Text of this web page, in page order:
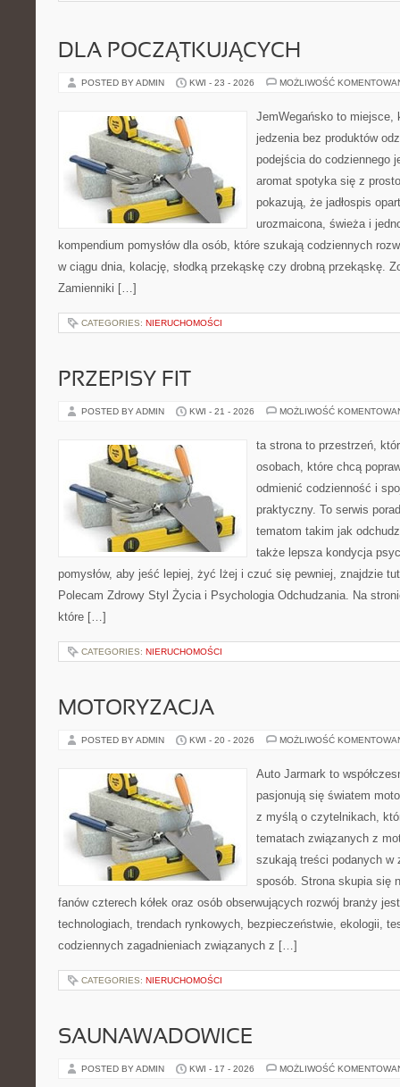
DLA POCZĄTKUJĄCYCH
POSTED BY ADMIN KWI - 23 - 2026 MOŻLIWOŚĆ
JemWegańsko to miejsce,
jedzenia bez produktów
podejścia do codziennego
aromat spotyka się z
pokazują, że jadłospis
urozmaicona, świeża i
kompendium pomysłów dla osób, które szukają codziennych
w ciągu dnia, kolację, słodką przekąskę czy drobną przekąskę.
Zamienniki […]
CATEGORIES: NIERUCHOMOŚCI
PRZEPISY FIT
POSTED BY ADMIN KWI - 21 - 2026 MOŻLIWOŚĆ
ta strona to przestrzeń,
osobach, które chcą
odmienić codzienność i
praktyczny. To serwis
tematom takim jak
także lepsza kondycja
pomysłów, aby jeść lepiej, żyć lżej i czuć się pewniej, znajdzie
Polecam Zdrowy Styl Życia i Psychologia Odchudzania. Na
które […]
CATEGORIES: NIERUCHOMOŚCI
MOTORYZACJA
POSTED BY ADMIN KWI - 20 - 2026 MOŻLIWOŚĆ
Auto Jarmark to
pasjonują się światem
z myślą o czytelnikach,
tematach związanych z
szukają treści podanych w
sposób. Strona skupia się
fanów czterech kółek oraz osób obserwujących rozwój branży
technologiach, trendach rynkowych, bezpieczeństwie, ekologii,
codziennych zagadnieniach związanych z […]
CATEGORIES: NIERUCHOMOŚCI
SAUNAWADOWICE
POSTED BY ADMIN KWI - 17 - 2026 MOŻLIWOŚĆ